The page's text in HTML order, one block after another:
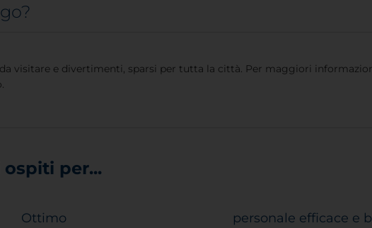
visitare e divertimenti, sparsi per tutta la città. Per maggiori
per...
Ottimo
personale efficace e